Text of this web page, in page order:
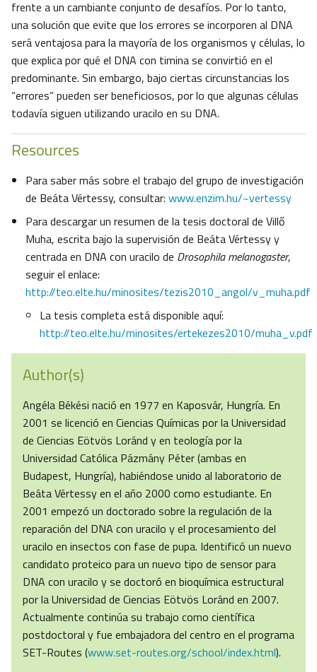
frente a un cambiante conjunto de desafíos. Por lo tanto,
una solución que evite que los errores se incorporen al DNA
será ventajosa para la mayoría de los organismos y células, lo
que explica por qué el DNA con timina se convirtió en el
predominante. Sin embargo, bajo ciertas circunstancias los
“errores” pueden ser beneficiosos, por lo que algunas células
todavía siguen utilizando uracilo en su DNA.
Resources
Para saber más sobre el trabajo del grupo de investigación
de Beáta Vértessy, consultar: www.enzim.hu/~vertessy
Para descargar un resumen de la tesis doctoral de Villő
Muha, escrita bajo la supervisión de Beáta Vértessy y
centrada en DNA con uracilo de Drosophila melanogaster,
seguir el enlace:
http://teo.elte.hu/minosites/tezis2010_angol/v_muha.pdf
La tesis completa está disponible aquí:
http://teo.elte.hu/minosites/ertekezes2010/muha_v.pdf
Author(s)
Angéla Békési nació en 1977 en Kaposvár, Hungría. En
2001 se licenció en Ciencias Químicas por la Universidad
de Ciencias Eötvös Loránd y en teología por la
Universidad Católica Pázmány Péter (ambas en
Budapest, Hungría), habiéndose unido al laboratorio de
Beáta Vértessy en el año 2000 como estudiante. En
2001 empezó un doctorado sobre la regulación de la
reparación del DNA con uracilo y el procesamiento del
uracilo en insectos con fase de pupa. Identificó un nuevo
candidato proteico para un nuevo tipo de sensor para
DNA con uracilo y se doctoró en bioquímica estructural
por la Universidad de Ciencias Eötvös Loránd en 2007.
Actualmente continúa su trabajo como científica
postdoctoral y fue embajadora del centro en el programa
SET-Routes (www.set-routes.org/school/index.html).